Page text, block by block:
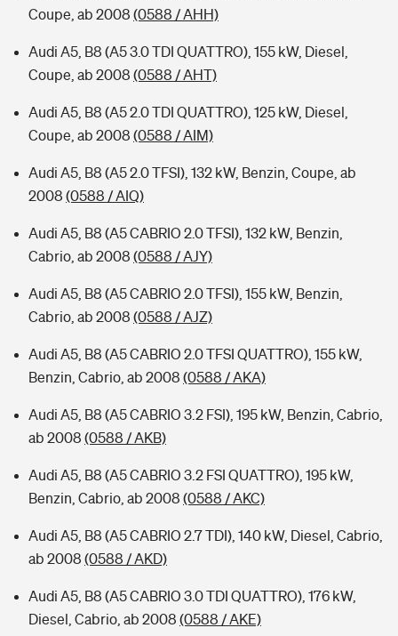
Coupe, ab 2008 (0588 / AHH)
Audi A5, B8 (A5 3.0 TDI QUATTRO), 155 kW, Diesel,
Coupe, ab 2008 (0588 / AHT)
Audi A5, B8 (A5 2.0 TDI QUATTRO), 125 kW, Diesel,
Coupe, ab 2008 (0588 / AIM)
Audi A5, B8 (A5 2.0 TFSI), 132 kW, Benzin, Coupe, ab
2008 (0588 / AIQ)
Audi A5, B8 (A5 CABRIO 2.0 TFSI), 132 kW, Benzin,
Cabrio, ab 2008 (0588 / AJY)
Audi A5, B8 (A5 CABRIO 2.0 TFSI), 155 kW, Benzin,
Cabrio, ab 2008 (0588 / AJZ)
Audi A5, B8 (A5 CABRIO 2.0 TFSI QUATTRO), 155 kW,
Benzin, Cabrio, ab 2008 (0588 / AKA)
Audi A5, B8 (A5 CABRIO 3.2 FSI), 195 kW, Benzin, Cabrio,
ab 2008 (0588 / AKB)
Audi A5, B8 (A5 CABRIO 3.2 FSI QUATTRO), 195 kW,
Benzin, Cabrio, ab 2008 (0588 / AKC)
Audi A5, B8 (A5 CABRIO 2.7 TDI), 140 kW, Diesel, Cabrio,
ab 2008 (0588 / AKD)
Audi A5, B8 (A5 CABRIO 3.0 TDI QUATTRO), 176 kW,
Diesel, Cabrio, ab 2008 (0588 / AKE)